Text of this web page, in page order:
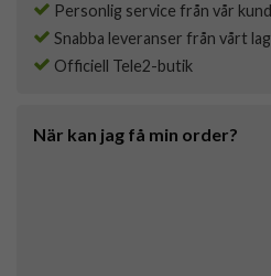
Personlig service från vår
Snabba leveranser från vårt
Officiell Tele2-butik
När kan jag få min order?